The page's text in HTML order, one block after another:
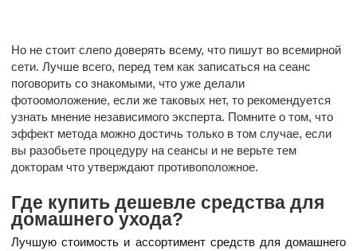
Но не стоит слепо доверять всему, что пишут во всемирной
сети. Лучше всего, перед тем как записаться на сеанс
поговорить со знакомыми, что уже делали
фотоомоложение, если же таковых нет, то рекомендуется
узнать мнение независимого эксперта. Помните о том, что
эффект метода можно достичь только в том случае, если
вы разобьете процедуру на сеансы и не верьте тем
докторам что утверждают противоположное.
Где купить дешевле средства для
домашнего ухода?
Лучшую стоимость и ассортимент средств для домашнего